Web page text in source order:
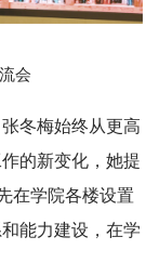
会
冬梅始终从更高
的新变化，她提
在学院各楼设置
能力建设，在学